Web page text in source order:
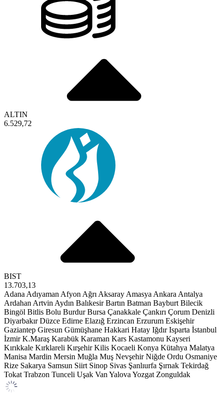
ALTIN
6.529,72
BIST
13.703,13
Adana Adıyaman Afyon Ağrı Aksaray Amasya Ankara Antalya
Ardahan Artvin Aydın Balıkesir Bartın Batman Bayburt Bilecik
Bingöl Bitlis Bolu Burdur Bursa Çanakkale Çankırı Çorum Denizli
Diyarbakır Düzce Edirne Elazığ Erzincan Erzurum Eskişehir
Gaziantep Giresun Gümüşhane Hakkari Hatay Iğdır Isparta İstanbul
İzmir K.Maraş Karabük Karaman Kars Kastamonu Kayseri
Kırıkkale Kırklareli Kırşehir Kilis Kocaeli Konya Kütahya Malatya
Manisa Mardin Mersin Muğla Muş Nevşehir Niğde Ordu Osmaniye
Rize Sakarya Samsun Siirt Sinop Sivas Şanlıurfa Şırnak Tekirdağ
Tokat Trabzon Tunceli Uşak Van Yalova Yozgat Zonguldak